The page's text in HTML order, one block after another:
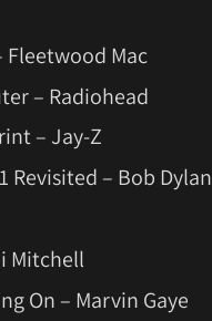
Fleetwood Mac
– Radiohead
– Jay-Z
Revisited – Bob Dylan
Mitchell
On – Marvin Gaye